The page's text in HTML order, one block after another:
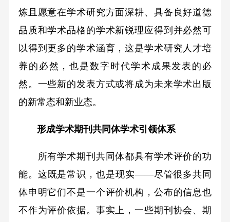
炼且愿意在学术研究方面深耕、具备良好道德
品质和学术品格的学术新锐理应得到并必然可
以得到更多的学术涵育，这是学术研究人才培
养的必然，也是数字时代学术成果发表的必
然。一些新的发表方式或将成为未来学术出版
的新常态和新业态。
形成学术期刊共同体学术引领体系
所有学术期刊共同体都具有学术评价的功
能。这既是常识，也是现实——尽管很多共同
体申明它们不是一个评价机构，公布的信息也
不作为评价依据。事实上，一些期刊协会、期